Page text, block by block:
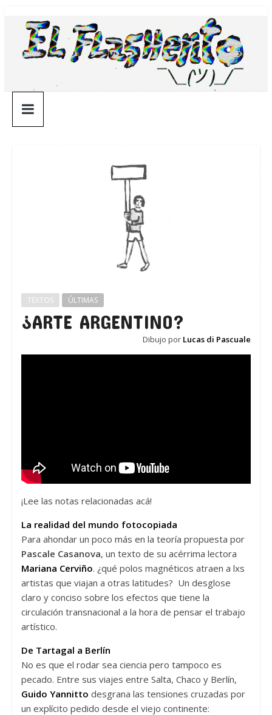
contenido
¯\_(ツ)_/
¯
TEXTOS ÚLTIMAS
¿ARTE ARGENTINO?
Dibujo por Lucas di Pascuale
¡Lee las notas relacionadas acá!
La realidad del mundo fotocopiada
Para ahondar un poco más en la teoría propuesta por
Pascale Casanova, un texto de su acérrima lectora
Mariana Cerviño. ¿qué polos magnéticos atraen a lxs
artistas que viajan a otras latitudes? Un desglose
claro y conciso sobre los efectos que tiene la
circulación transnacional a la hora de pensar el trabajo
artístico.
De Tartagal a Berlín
No es que el rodar sea ciencia pero tampoco es
pecado. Entre sus viajes entre Salta, Chaco y Berlín,
Guido Yannitto desgrana las tensiones cruzadas por
un explícito pedido desde el viejo continente: